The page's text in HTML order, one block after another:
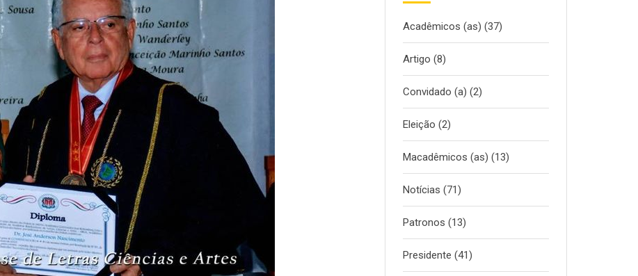
Acadêmicos (as) (37)
Artigo (8)
Convidado (a) (2)
Eleição (2)
Macadêmicos (as) (13)
Notícias (71)
Patronos (13)
Presidente (41)